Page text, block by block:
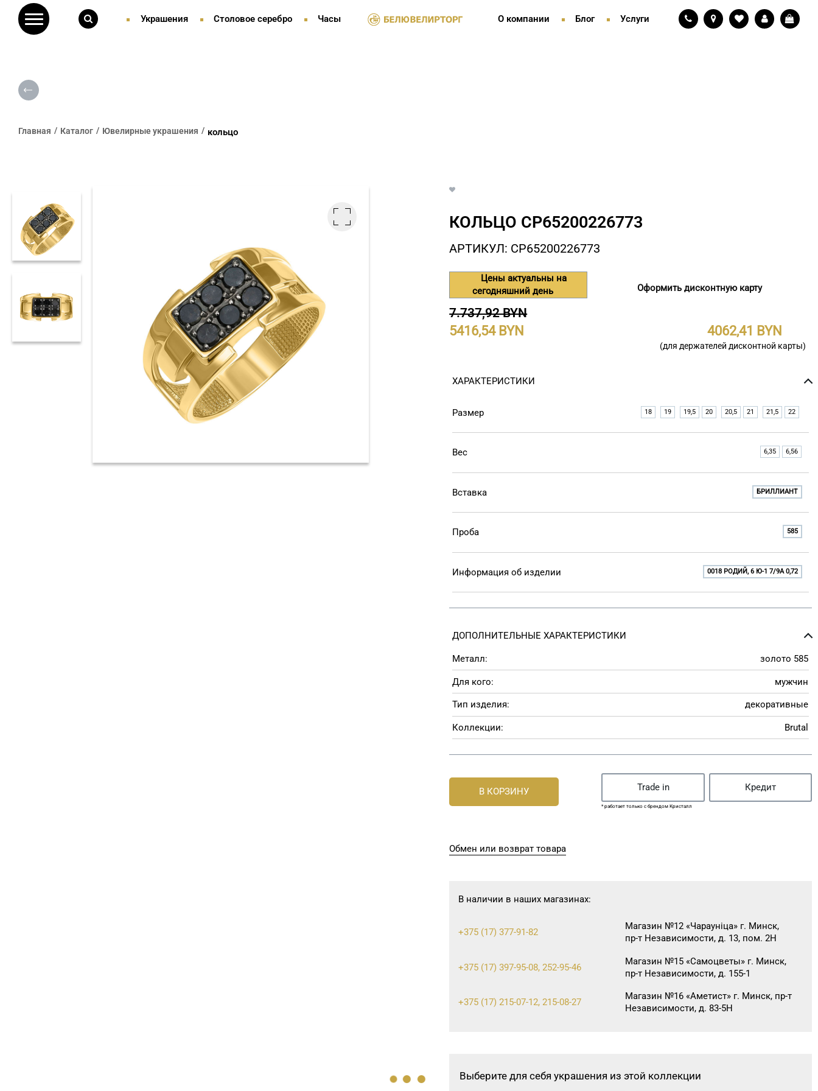
Украшения Столовое серебро Часы О компании Блог Услуги
Главная Каталог Ювелирные украшения кольцо
КОЛЬЦО СP65200226773
АРТИКУЛ: СP65200226773
Цены актуальны на
сегодняшний день
Оформить дисконтную карту
7.737,92 BYN
5416,54 4062,41
(для держателей дисконтной карты)
ХАРАКТЕРИСТИКИ
Размер 18 19 19,5 20 20,5 21 21,5 22
Вес 6,35 6,56
Вставка БРИЛЛИАНТ
Проба 585
Информация об изделии 0018 РОДИЙ, 6 Ю-1 7/9A 0,72
ДОПОЛНИТЕЛЬНЫЕ ХАРАКТЕРИСТИКИ
Металл: золото 585
Для кого: мужчин
Тип изделия: декоративные
Коллекции: Brutal
В КОРЗИНУ Trade in Кредит
* работает только с брендом Кристалл
Обмен или возврат товара
В наличии в наших магазинах:
+375 (17) 377-91-82
Магазин №12 «Чараунiца» г. Минск,
пр-т Независимости, д. 13, пом. 2Н
+375 (17) 397-95-08, 252-95-46
Магазин №15 «Самоцветы» г. Минск,
пр-т Независимости, д. 155-1
+375 (17) 215-07-12, 215-08-27
Магазин №16 «Аметист» г. Минск, пр-т
Независимости, д. 83-5Н
+375 (17) 353-70-00, 354-49-42
Минск, ул. М. Танка, д. 34/1-65
Выберите для себя украшения из этой коллекции